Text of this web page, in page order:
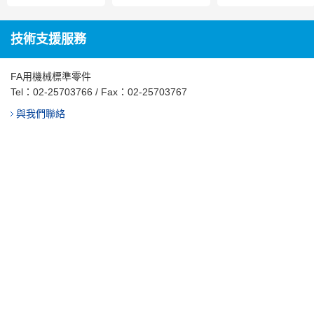
技術支援服務
FA用機械標準零件
Tel： 02-25703766 / Fax：02-25703767
與我們聯絡